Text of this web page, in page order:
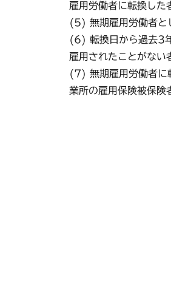
雇用労働者に転換した
(5) 無期雇用労働者と
(6) 転換日から過去3
雇用されたことがない
(7) 無期雇用労働者に
業所の雇用保険被保険